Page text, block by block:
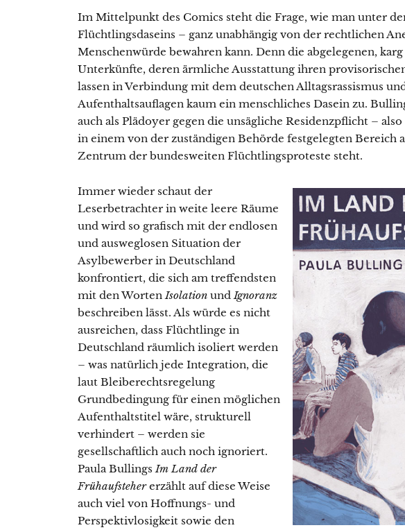
Im Mittelpunkt des Comics steht die Frage, wie man unter
Flüchtlingsdaseins – ganz unabhängig von der rechtlichen
Menschenwürde bewahren kann. Denn die abgelegenen,
Unterkünfte, deren ärmliche Ausstattung ihren
lassen in Verbindung mit dem deutschen Alltagsrassismus
Aufenthaltsauflagen kaum ein menschliches Dasein zu.
auch als Plädoyer gegen die unsägliche Residenzpflicht –
in einem von der zuständigen Behörde festgelegten Bereich
Zentrum der bundesweiten Flüchtlingsproteste steht.
Immer wieder schaut der
Leserbetrachter in weite leere Räume
und wird so grafisch mit der endlosen
und ausweglosen Situation der
Asylbewerber in Deutschland
konfrontiert, die sich am treffendsten
mit den WortenIsolation undIgnoranz
beschreiben lässt. Als würde es nicht
ausreichen, dass Flüchtlinge in
Deutschland räumlich isoliert werden
– was natürlich jede Integration, die
laut Bleiberechtsregelung
Grundbedingung für einen möglichen
Aufenthaltstitel wäre, strukturell
verhindert – werden sie
gesellschaftlich auch noch ignoriert.
Paula BullingsIm Land der
Frühaufstehererzählt auf diese Weise
auch viel von Hoffnungs- und
Perspektivlosigkeit sowie den